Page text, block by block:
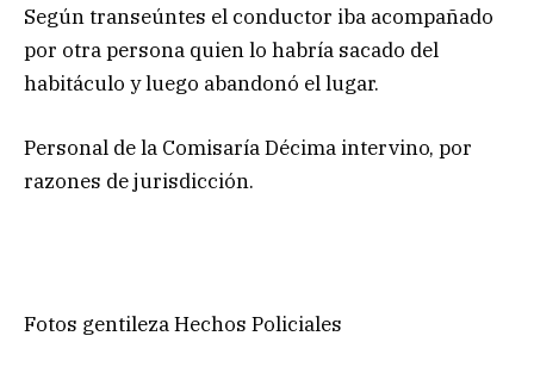
Según transeúntes el conductor iba acompañado
por otra persona quien lo habría sacado del
habitáculo y luego abandonó el lugar.
Personal de la Comisaría Décima intervino, por
razones de jurisdicción.
Fotos gentileza Hechos Policiales